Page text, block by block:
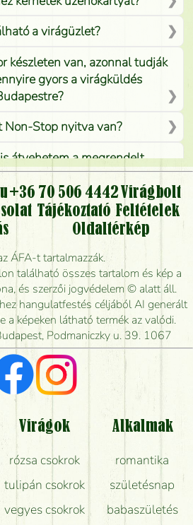
a virágüzlet?
készleten van, azonnal tudják
gyors a virágküldés
Stop nyitva van?
átvehetem a megrendelt
virágküldéssel, kiszállítással
kérhető?
is lehet rendelni?
virágküldést úgy, hogy még ma
elkészíteni a csokrot, és
kiszállítani?
keresek, van önöknél?
kapok a virágküldésről?
ami a képen van?
szállításáról?
legtovább friss a csokor?
vásárolni boltban?
+36 70 506 4442 Virágbolt
Tájékoztató Feltételek
Oldaltérkép
ÁFA-t tartalmazzák.
található összes tartalom és kép a
és szerzői jogvédelem © alatt áll.
hangulatfestés céljából AI generált
a képeken látható termék az valódi.
Podmaniczky u. 39. 1067
Virágok
rózsa csokrok
tulipán csokrok
vegyes csokrok
Alkalmak
romantika
születésnap
babaszületés